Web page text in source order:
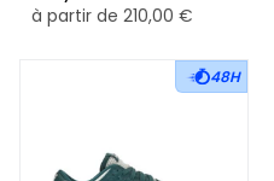
à partir de 210,00 €
48H